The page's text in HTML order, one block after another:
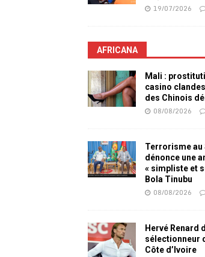
19/07/2026
AFRICANA
Mali :
casino
des Chinois
08/08/2026
Terrorisme au
dénonce une
« simpliste et
Bola Tinubu
08/08/2026
Hervé Renard
sélectionneur
Côte d’Ivoire